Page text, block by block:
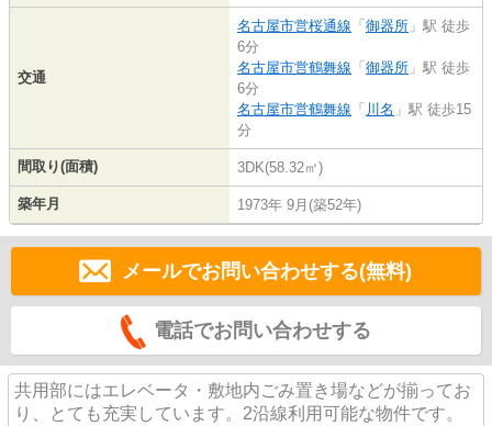
交通
名古屋市営桜通線 「 御器所 」駅 徒歩
6分
名古屋市営鶴舞線 「 御器所 」駅 徒歩
6分
名古屋市営鶴舞線 「 川名 」駅 徒歩15
分
間取り(面積) 3DK(58.32㎡)
築年月 1973年 9月(築52年)
メールでお問い合わせする(無料)
電話でお問い合わせする
共用部にはエレベータ・敷地内ごみ置き場などが揃ってお
り、とても充実しています。2沿線利用可能な物件です。